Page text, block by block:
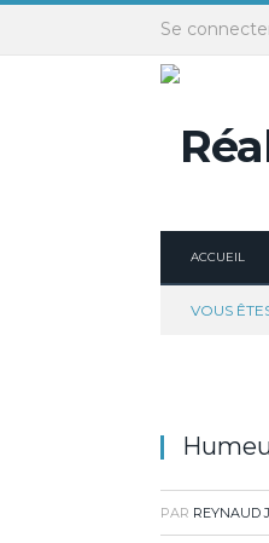
Panneau de gestion des
Se
ACCUEIL
VOUS
PAR REYNAUD